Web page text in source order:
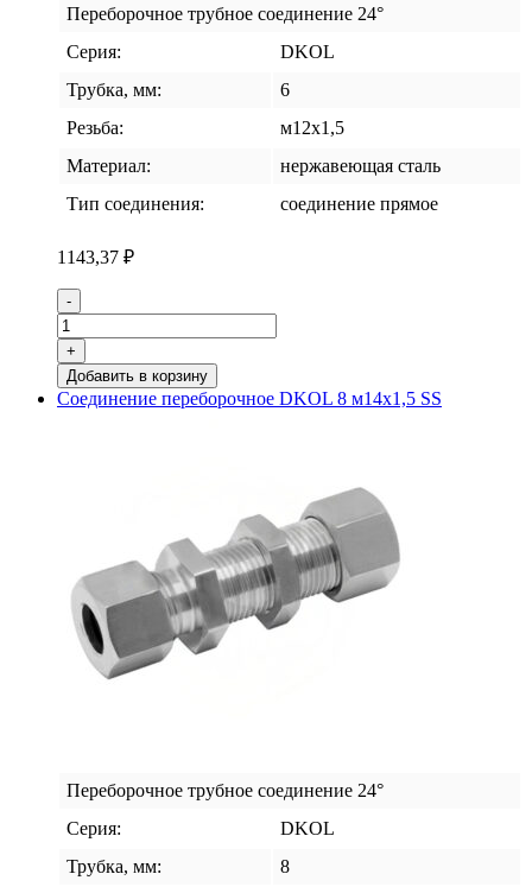
Переборочное трубное соединение 24°
Серия:
DKOL
Трубка, мм:
6
Резьба:
м12х1,5
Материал:
нержавеющая сталь
Тип соединения:
соединение прямое
1143,37 ₽
Количество
товара
Соединение
переборочное
DKOL
6
-
+
Добавить в корзину
Соединение переборочное DKOL 8 м14х1,5 SS
Переборочное трубное соединение 24°
Серия:
DKOL
Трубка, мм:
8